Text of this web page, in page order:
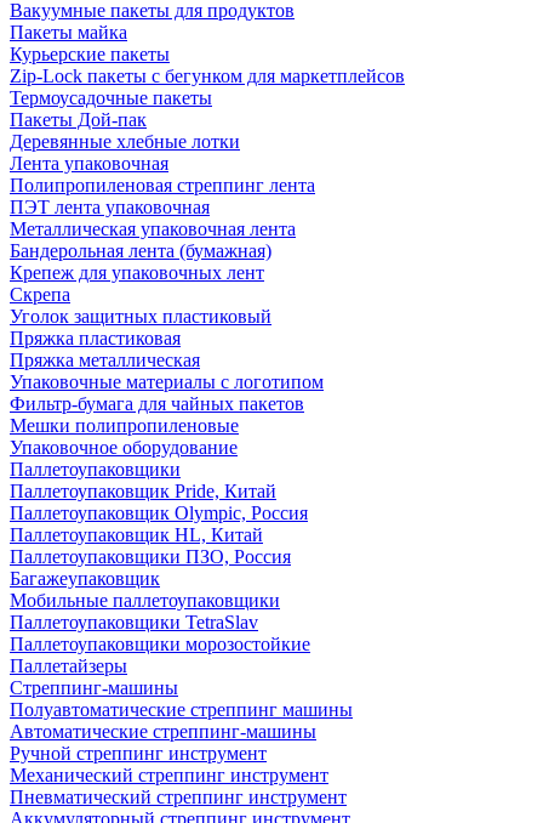
Вакуумные пакеты для продуктов
Пакеты майка
Курьерские пакеты
Zip-Lock пакеты с бегунком для маркетплейсов
Термоусадочные пакеты
Пакеты Дой-пак
Деревянные хлебные лотки
Лента упаковочная
Полипропиленовая стреппинг лента
ПЭТ лента упаковочная
Металлическая упаковочная лента
Бандерольная лента (бумажная)
Крепеж для упаковочных лент
Скрепа
Уголок защитных пластиковый
Пряжка пластиковая
Пряжка металлическая
Упаковочные материалы с логотипом
Фильтр-бумага для чайных пакетов
Мешки полипропиленовые
Упаковочное оборудование
Паллетоупаковщики
Паллетоупаковщик Pride, Китай
Паллетоупаковщик Olympic, Россия
Паллетоупаковщик HL, Китай
Паллетоупаковщики ПЗО, Россия
Багажеупаковщик
Мобильные паллетоупаковщики
Паллетоупаковщики TetraSlav
Паллетоупаковщики морозостойкие
Паллетайзеры
Стреппинг-машины
Полуавтоматические стреппинг машины
Автоматические стреппинг-машины
Ручной стреппинг инструмент
Механический стреппинг инструмент
Пневматический стреппинг инструмент
Аккумуляторный стреппинг инструмент